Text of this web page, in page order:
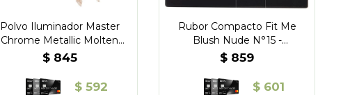
Polvo Iluminador Master
Chrome Metallic Molten
Gold
$ 845
$ 592
Rubor Compacto Fit Me
Blush Nude N°15 -
Maybelline
$ 859
$ 601